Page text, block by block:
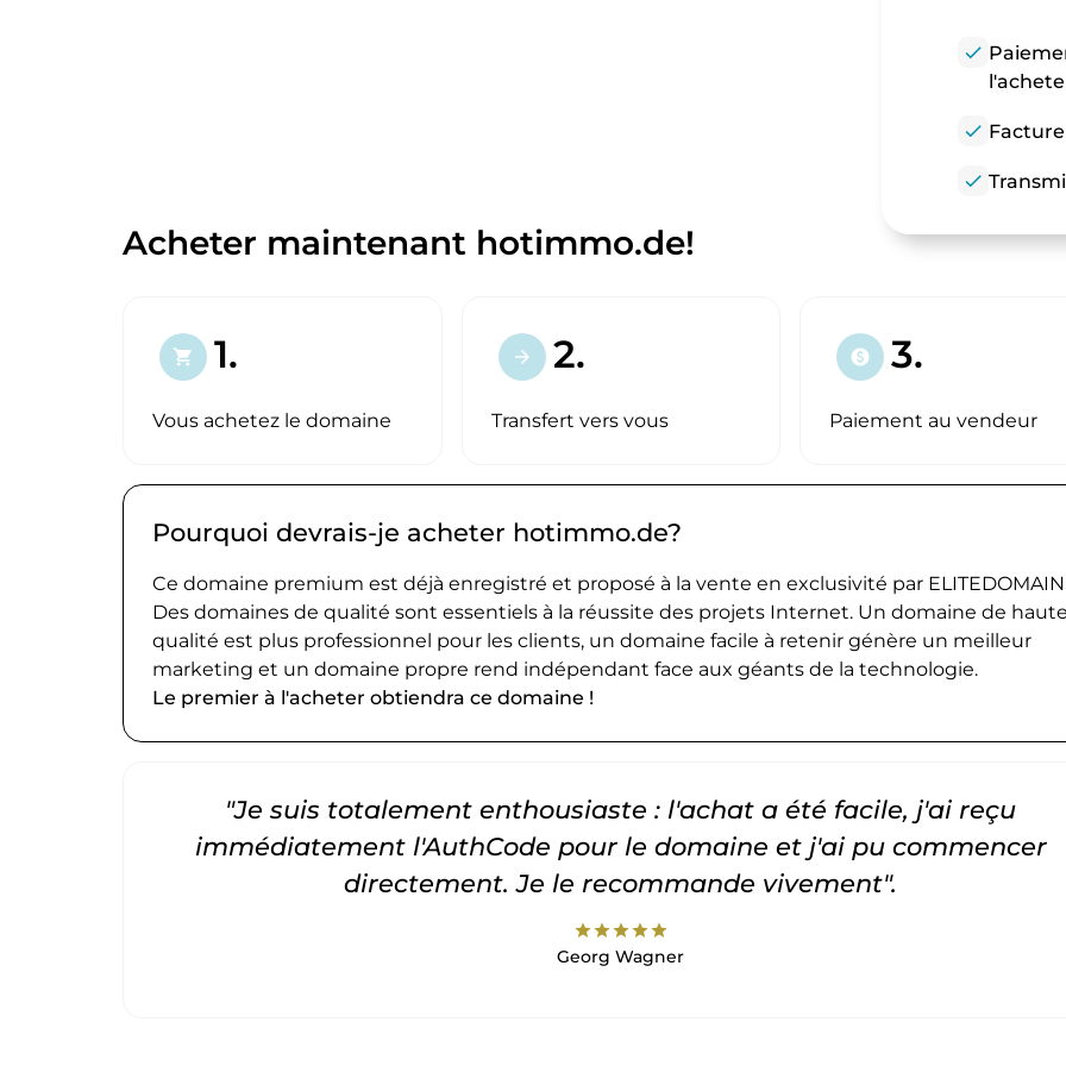
check
check
check
Acheter maintenant hotimmo.de!
shopping_cart 1.
Vous achetez le domaine
arrow_forward 2.
Transfert vers vous
paid 3.
Paiement au vendeur
Pourquoi devrais-je acheter hotimmo.de?
Ce domaine premium est déjà enregistré et proposé à la vente en exclusivité par
Des domaines de qualité sont essentiels à la réussite des projets Internet. Un domaine de haute
qualité est plus professionnel pour les clients, un domaine facile à retenir génère un meilleur
marketing et un domaine propre rend indépendant face aux géants de la technologie.
Le premier à l'acheter obtiendra ce domaine !
"Je suis totalement enthousiaste : l'achat a été facile, j'ai reçu
immédiatement l'AuthCode pour le domaine et j'ai pu commencer
directement. Je le recommande vivement".
starstarstarstarstar
Georg Wagner